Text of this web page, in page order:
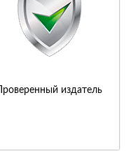
Проверенный издатель